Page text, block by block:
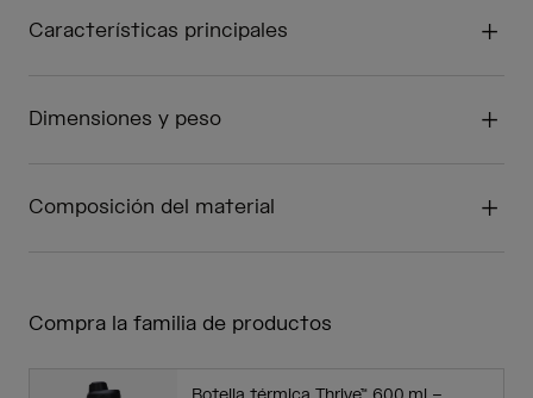
Características principales
Dimensiones y peso
Composición del material
Compra la familia de productos